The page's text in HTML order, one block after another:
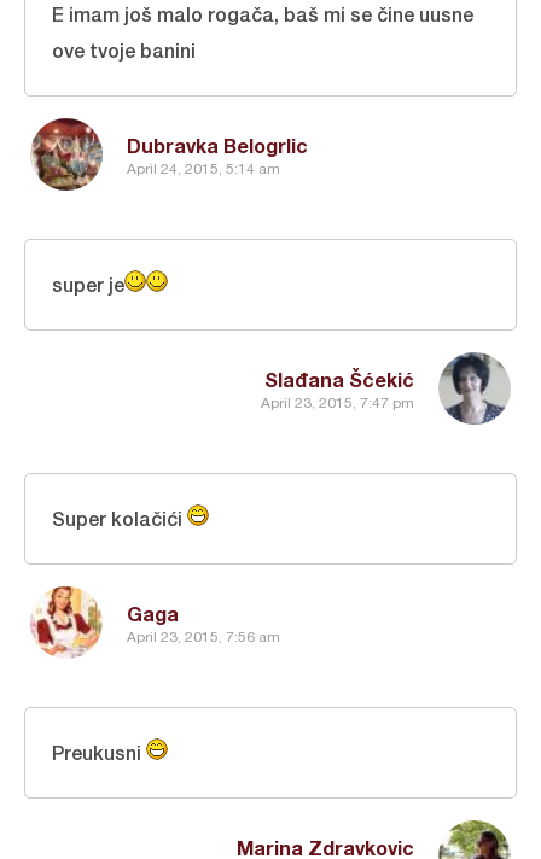
Dubravka Belogrlic
April 24, 2015, 5:14 am
E imam još malo rogača, baš mi se čine uusne
ove tvoje banini
Slađana Šćekić
April 23, 2015, 7:47 pm
super je
Gaga
April 23, 2015, 7:56 am
Super kolačići
Marina Zdravkovic
Preukusni